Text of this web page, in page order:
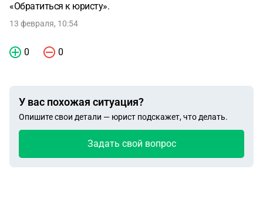
«Обратиться к юристу».
13 февраля, 10:54
0 0
У вас похожая ситуация?
Опишите свои детали — юрист подскажет, что делать.
Задать свой вопрос